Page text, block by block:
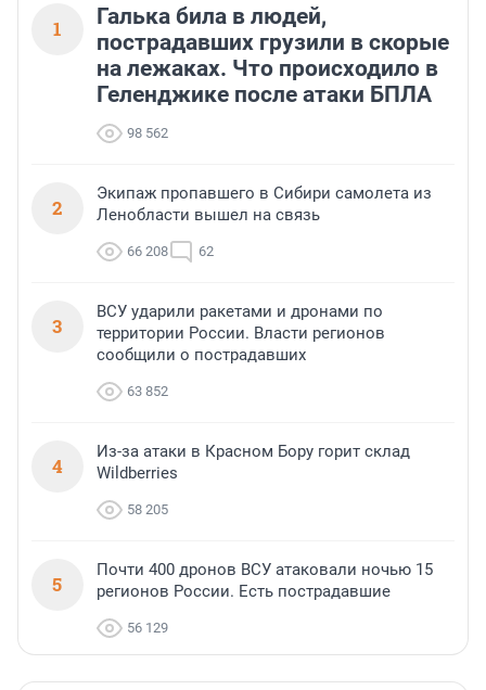
1
Галька била в людей,
пострадавших грузили в скорые
на лежаках. Что происходило в
Геленджике после атаки БПЛА
98 562
2
Экипаж пропавшего в Сибири самолета из
Ленобласти вышел на связь
66 208 62
3
ВСУ ударили ракетами и дронами по
территории России. Власти регионов
сообщили о пострадавших
63 852
4
Из-за атаки в Красном Бору горит склад
Wildberries
58 205
5
Почти 400 дронов ВСУ атаковали ночью 15
регионов России. Есть пострадавшие
56 129